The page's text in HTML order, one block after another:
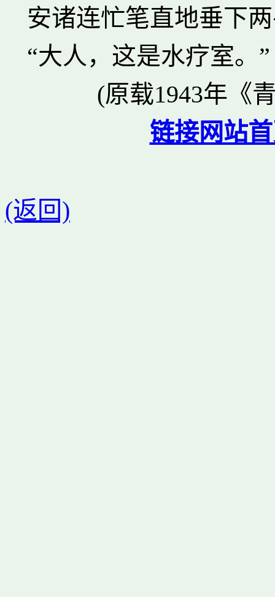
安诸连忙笔直地垂下
“大人，这是水疗室。”
(原载1943年《
链接网站
(返回)